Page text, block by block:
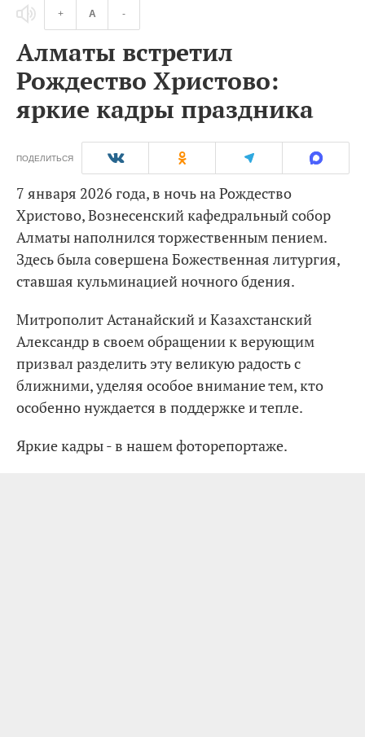
+ A -
Алматы встретил
Рождество Христово:
яркие кадры праздника
ПОДЕЛИТЬСЯ
7 января 2026 года, в ночь на Рождество
Христово, Вознесенский кафедральный собор
Алматы наполнился торжественным пением.
Здесь была совершена Божественная литургия,
ставшая кульминацией ночного бдения.
Митрополит Астанайский и Казахстанский
Александр в своем обращении к верующим
призвал разделить эту великую радость с
ближними, уделяя особое внимание тем, кто
особенно нуждается в поддержке и тепле.
Яркие кадры - в нашем фоторепортаже.